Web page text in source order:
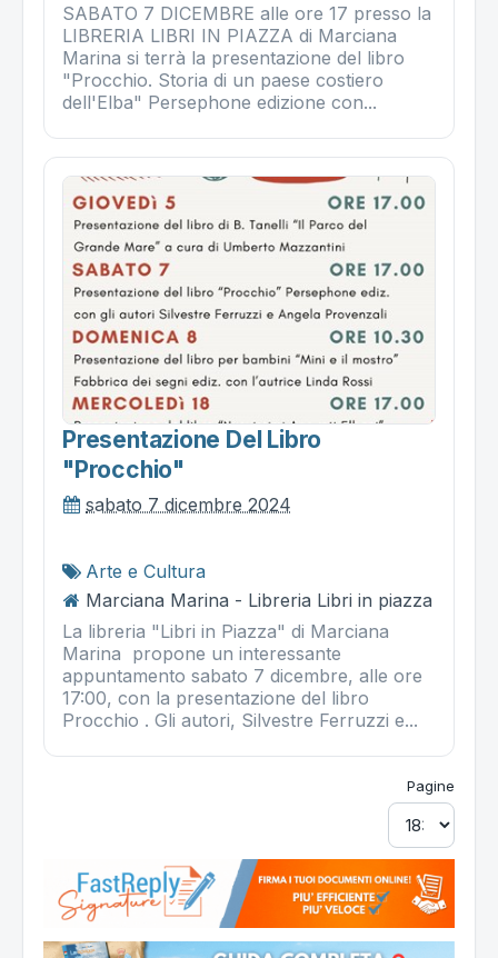
SABATO 7 DICEMBRE alle ore 17 presso la
LIBRERIA LIBRI IN PIAZZA di Marciana
Marina si terrà la presentazione del libro
"Procchio. Storia di un paese costiero
dell'Elba" Persephone edizione con...
Presentazione Del Libro
"procchio"
sabato 7 dicembre 2024
Arte e Cultura
Marciana Marina - Libreria Libri in piazza
La libreria "Libri in Piazza" di Marciana
Marina propone un interessante
appuntamento sabato 7 dicembre, alle ore
17:00, con la presentazione del libro
Procchio . Gli autori, Silvestre Ferruzzi e...
Pagine